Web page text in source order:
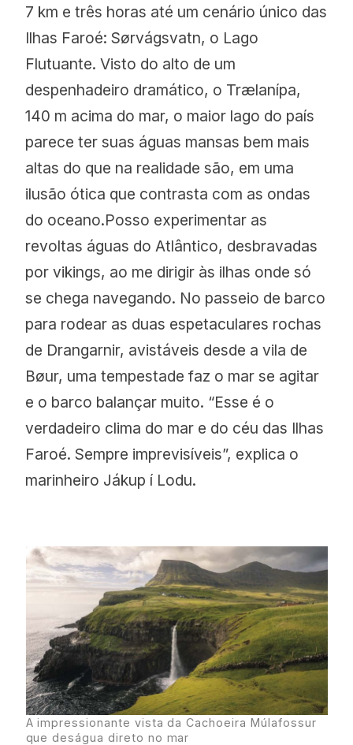
7 km e três horas até um cenário único das
Ilhas Faroé: Sørvágsvatn, o Lago
Flutuante. Visto do alto de um
despenhadeiro dramático, o Trælanípa,
140 m acima do mar, o maior lago do país
parece ter suas águas mansas bem mais
altas do que na realidade são, em uma
ilusão ótica que contrasta com as ondas
do oceano.Posso experimentar as
revoltas águas do Atlântico, desbravadas
por vikings, ao me dirigir às ilhas onde só
se chega navegando. No passeio de barco
para rodear as duas espetaculares rochas
de Drangarnir, avistáveis desde a vila de
Bøur, uma tempestade faz o mar se agitar
e o barco balançar muito. “Esse é o
verdadeiro clima do mar e do céu das Ilhas
Faroé. Sempre imprevisíveis”, explica o
marinheiro Jákup í Lodu.
A impressionante vista da Cachoeira Múlafossur
que deságua direto no mar